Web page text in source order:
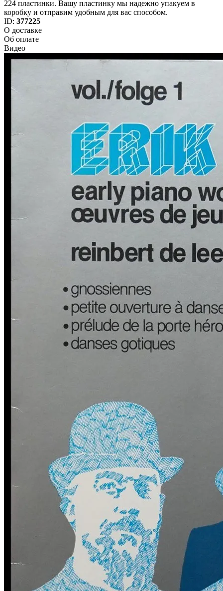
224 пластинки. Вашу пластинку мы надежно упакуем в
коробку и отправим удобным для вас способом.
ID: 377225
О доставке
Об оплате
Видео